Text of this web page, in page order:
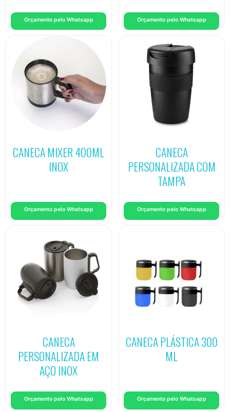
Orçamento pelo Whatsapp Orçamento pelo Whatsapp
CANECA MIXER 400ML
INOX
Orçamento pelo Whatsapp
CANECA
PERSONALIZADA COM
TAMPA
Orçamento pelo Whatsapp
CANECA
PERSONALIZADA EM
AÇO INOX
Orçamento pelo Whatsapp
CANECA PLÁSTICA 300
ML
Orçamento pelo Whatsapp